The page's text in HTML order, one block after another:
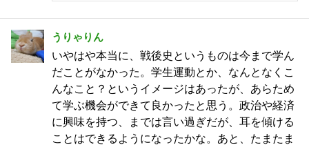
うりゃりん
いやはや本当に、戦後史というものは今まで学ん
だことがなかった。学生運動とか、なんとなくこ
んなこと？というイメージはあったが、あらため
て学ぶ機会ができて良かったと思う。政治や経済
に興味を持つ、までは言い過ぎだが、耳を傾ける
ことはできるようになったかな。あと、たまたま